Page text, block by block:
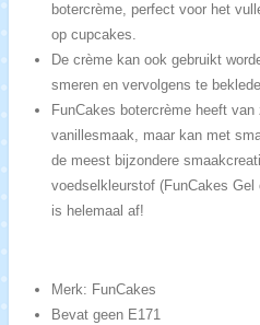
botercrème, perfect voor het
op cupcakes.
De crème kan ook gebruikt
smeren en vervolgens te
FunCakes botercrème heeft
vanillesmaak, maar kan met
de meest bijzondere
voedselkleurstof (FunCakes
is helemaal af!
Merk: FunCakes
Bevat geen E171